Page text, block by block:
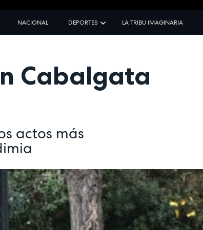
NACIONAL DEPORTES LA TRIBU IMAGINARIA
Cabalgata
actos más